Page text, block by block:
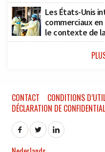
Les États-Unis
commerciaux
le contexte de
CONTACT
CONDITIONS
DÉCLARATION DE